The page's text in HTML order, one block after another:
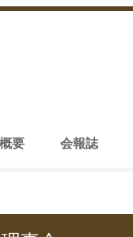
要 会報誌